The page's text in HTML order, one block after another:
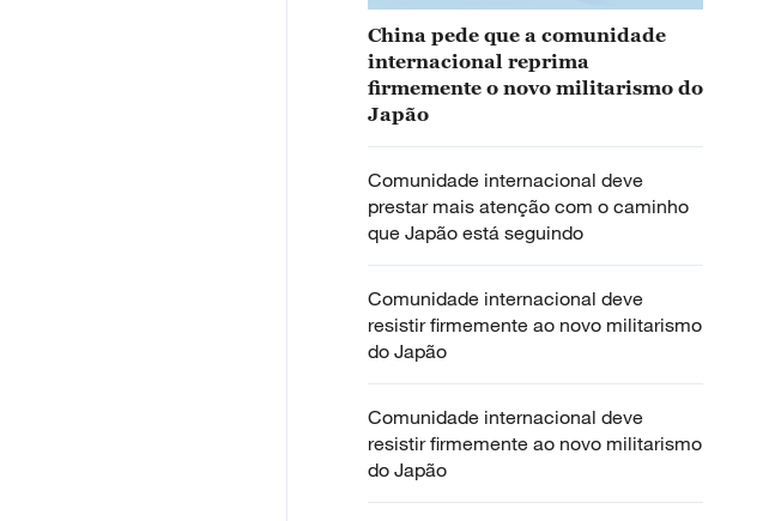
China pede que a comunidade
internacional reprima
firmemente o novo militarismo do
Japão
Comunidade internacional deve
prestar mais atenção com o caminho
que Japão está seguindo
Comunidade internacional deve
resistir firmemente ao novo militarismo
do Japão
Comunidade internacional deve
resistir firmemente ao novo militarismo
do Japão